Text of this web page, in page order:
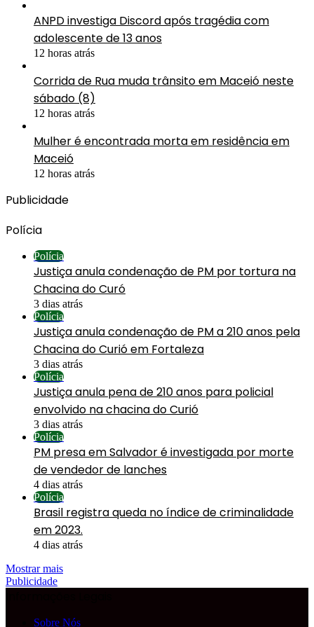
ANPD investiga Discord após tragédia com
adolescente de 13 anos
12 horas atrás
Corrida de Rua muda trânsito em Maceió neste
sábado (8)
12 horas atrás
Mulher é encontrada morta em residência em
Maceió
12 horas atrás
Publicidade
Polícia
Polícia
Justiça anula condenação de PM por tortura na
Chacina do Curó
3 dias atrás
Polícia
Justiça anula condenação de PM a 210 anos pela
Chacina do Curió em Fortaleza
3 dias atrás
Polícia
Justiça anula pena de 210 anos para policial
envolvido na chacina do Curió
3 dias atrás
Polícia
PM presa em Salvador é investigada por morte
de vendedor de lanches
4 dias atrás
Polícia
Brasil registra queda no índice de criminalidade
em 2023.
4 dias atrás
Mostrar mais
Publicidade
Sobre Nós